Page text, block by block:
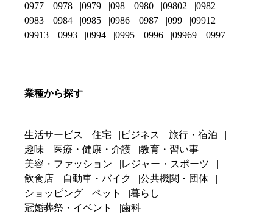
0977
0978 0979 098 0980 09802
0982
0983
0984 0985 0986 0987 099
09912
09913
0993 0994 0995 0996 09969 0997
業種から探す
生活サービス 住宅 ビジネス
旅行・宿泊
趣味
医療・健康・介護
教育・習い事
美容・ファッション
レジャー・スポーツ
飲食店
自動車・バイク
公共機関・団体
ショッピング
ペット
暮らし
冠婚葬祭・イベント
歯科